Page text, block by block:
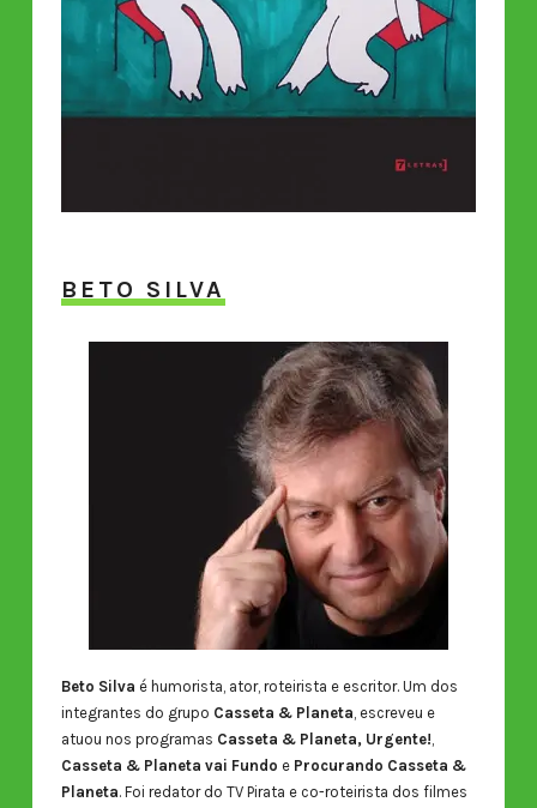
BETO SILVA
Beto Silva é humorista, ator, roteirista e escritor. Um dos
integrantes do grupo Casseta & Planeta, escreveu e
atuou nos programas Casseta & Planeta, Urgente!,
Casseta & Planeta vai Fundo e Procurando Casseta &
Planeta. Foi redator do TV Pirata e co-roteirista dos filmes